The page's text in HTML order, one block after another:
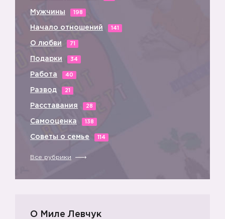
Мужчины 198
Начало отношений 141
О любви 71
Подарки 34
Работа 40
Развод 21
Расставания 28
Самооценка 138
Советы о семье 114
Все рубрики
О Миле Левчук